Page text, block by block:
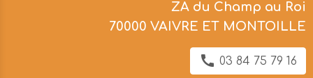
ZA du Champ au Roi
70000 VAIVRE ET MONTOILLE
03 84 75 79 16